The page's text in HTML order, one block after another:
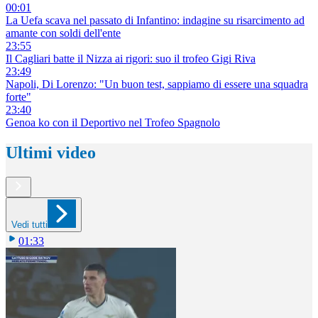
00:01
La Uefa scava nel passato di Infantino: indagine su risarcimento ad
amante con soldi dell'ente
23:55
Il Cagliari batte il Nizza ai rigori: suo il trofeo Gigi Riva
23:49
Napoli, Di Lorenzo: "Un buon test, sappiamo di essere una squadra
forte"
23:40
Genoa ko con il Deportivo nel Trofeo Spagnolo
Ultimi video
Vedi tutti
01:33